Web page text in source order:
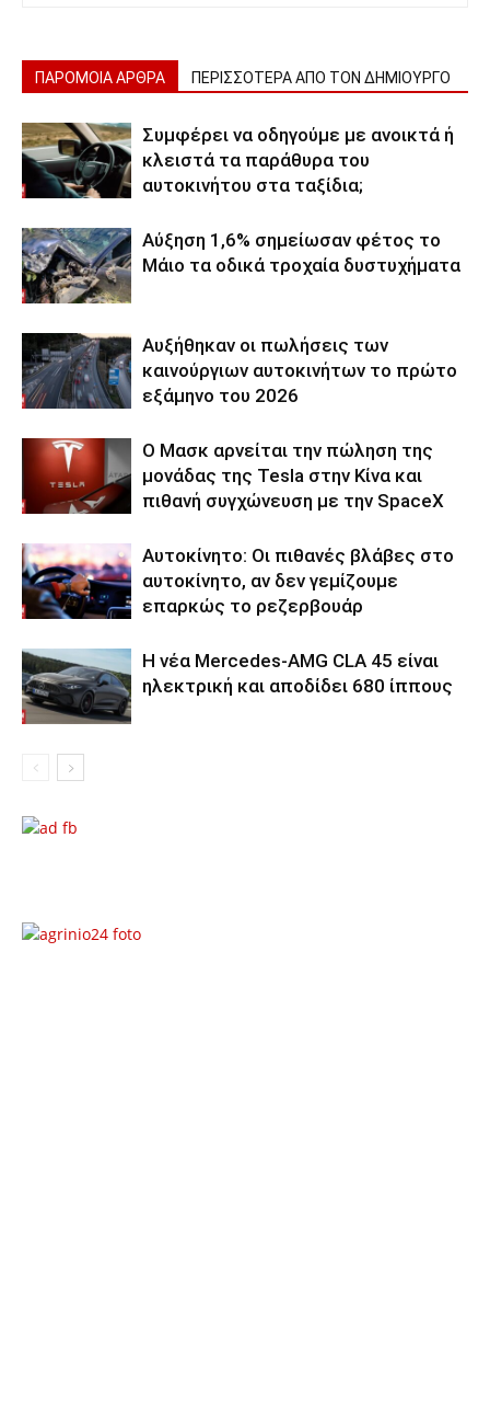
ΠΑΡΟΜΟΙΑ ΑΡΘΡΑ ΠΕΡΙΣΣΟΤΕΡΑ ΑΠΟ ΤΟΝ ΔΗΜΙΟΥΡΓΟ
Συμφέρει να οδηγούμε με ανοικτά ή
κλειστά τα παράθυρα του
αυτοκινήτου στα ταξίδια;
Αύξηση 1,6% σημείωσαν φέτος το
Μάιο τα οδικά τροχαία δυστυχήματα
Αυξήθηκαν οι πωλήσεις των
καινούργιων αυτοκινήτων το πρώτο
εξάμηνο του 2026
Ο Μασκ αρνείται την πώληση της
μονάδας της Tesla στην Κίνα και
πιθανή συγχώνευση με την SpaceX
Αυτοκίνητο: Οι πιθανές βλάβες στο
αυτοκίνητο, αν δεν γεμίζουμε
επαρκώς το ρεζερβουάρ
Η νέα Mercedes-AMG CLA 45 είναι
ηλεκτρική και αποδίδει 680 ίππους